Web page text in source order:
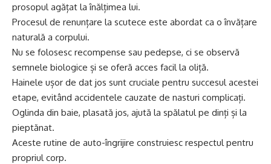
prosopul agățat la înălțimea lui.
Procesul de renunțare la scutece este abordat ca o învățare
naturală a corpului.
Nu se folosesc recompense sau pedepse, ci se observă
semnele biologice și se oferă acces facil la oliță.
Hainele ușor de dat jos sunt cruciale pentru succesul acestei
etape, evitând accidentele cauzate de nasturi complicați.
Oglinda din baie, plasată jos, ajută la spălatul pe dinți și la
pieptănat.
Aceste rutine de auto-îngrijire construiesc respectul pentru
propriul corp.